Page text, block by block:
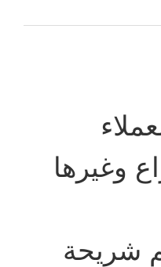
وغيرها
شريحة